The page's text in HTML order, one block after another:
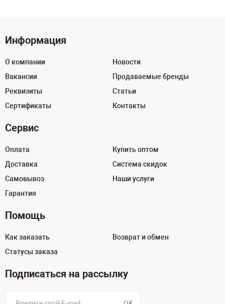
Информация
О компании
Вакансии
Реквизиты
Сертификаты
Новости
Продаваемые бренды
Статьи
Контакты
Сервис
Оплата
Доставка
Самовывоз
Гарантия
Купить оптом
Система скидок
Наши услуги
Помощь
Как заказать
Статусы заказа
Возврат и обмен
Подписаться на рассылку